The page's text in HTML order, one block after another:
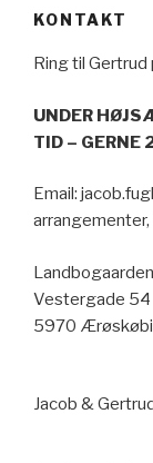
KONTAKT
Ring til
UNDER
TID – GERNE
Email:
Landbogaarden
Vestergade 54
5970
Jacob &